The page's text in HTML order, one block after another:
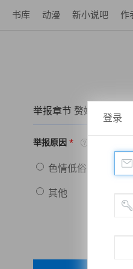
书库 动漫 新小说吧 作
举报章节 赘婿当道：
举报原因 *
色情低俗
其他
登录